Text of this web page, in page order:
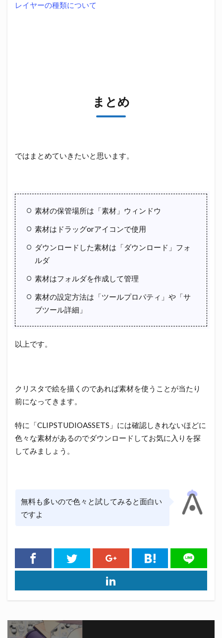
レイヤーの種類について
まとめ
ではまとめていきたいと思います。
素材の保管場所は「素材」ウィンドウ
素材はドラッグorアイコンで使用
ダウンロードした素材は「ダウンロード」フォ
ルダ
素材はフォルダを作成して管理
素材の設定方法は「ツールプロパティ」や「サ
ブツール詳細」
以上です。
クリスタで絵を描くのであれば素材を使うことが当たり
前になってきます。
特に「CLIPSTUDIOASSETS」には確認しきれないほどに
色々な素材があるのでダウンロードしてお気に入りを探
してみましょう。
無料も多いので色々と試してみると面白い
ですよ